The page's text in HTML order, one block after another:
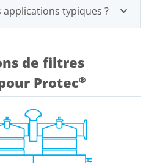
applications typiques ?
de filtres
Protec®